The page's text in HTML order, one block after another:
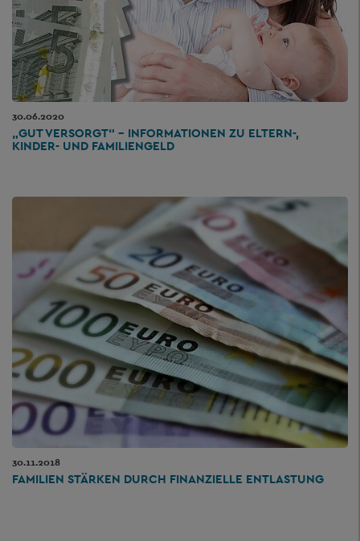
30.06.2020
„GUT VERSORGT“ - INFORMATIONEN ZU ELTERN-,
KINDER- UND FAMILIENGELD
30.11.2018
FAMILIEN STÄRKEN DURCH FINANZIELLE ENTLASTUNG